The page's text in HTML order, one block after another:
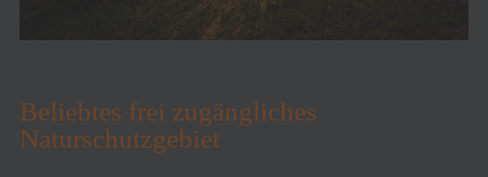
Beliebtes frei zugängliches
Naturschutzgebiet